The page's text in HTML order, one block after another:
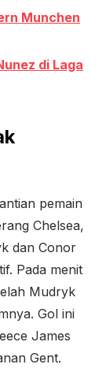
Munchen
di Laga
pemain
Chelsea,
dan Conor
Pada menit
Mudryk
Gol ini
James
Gent.